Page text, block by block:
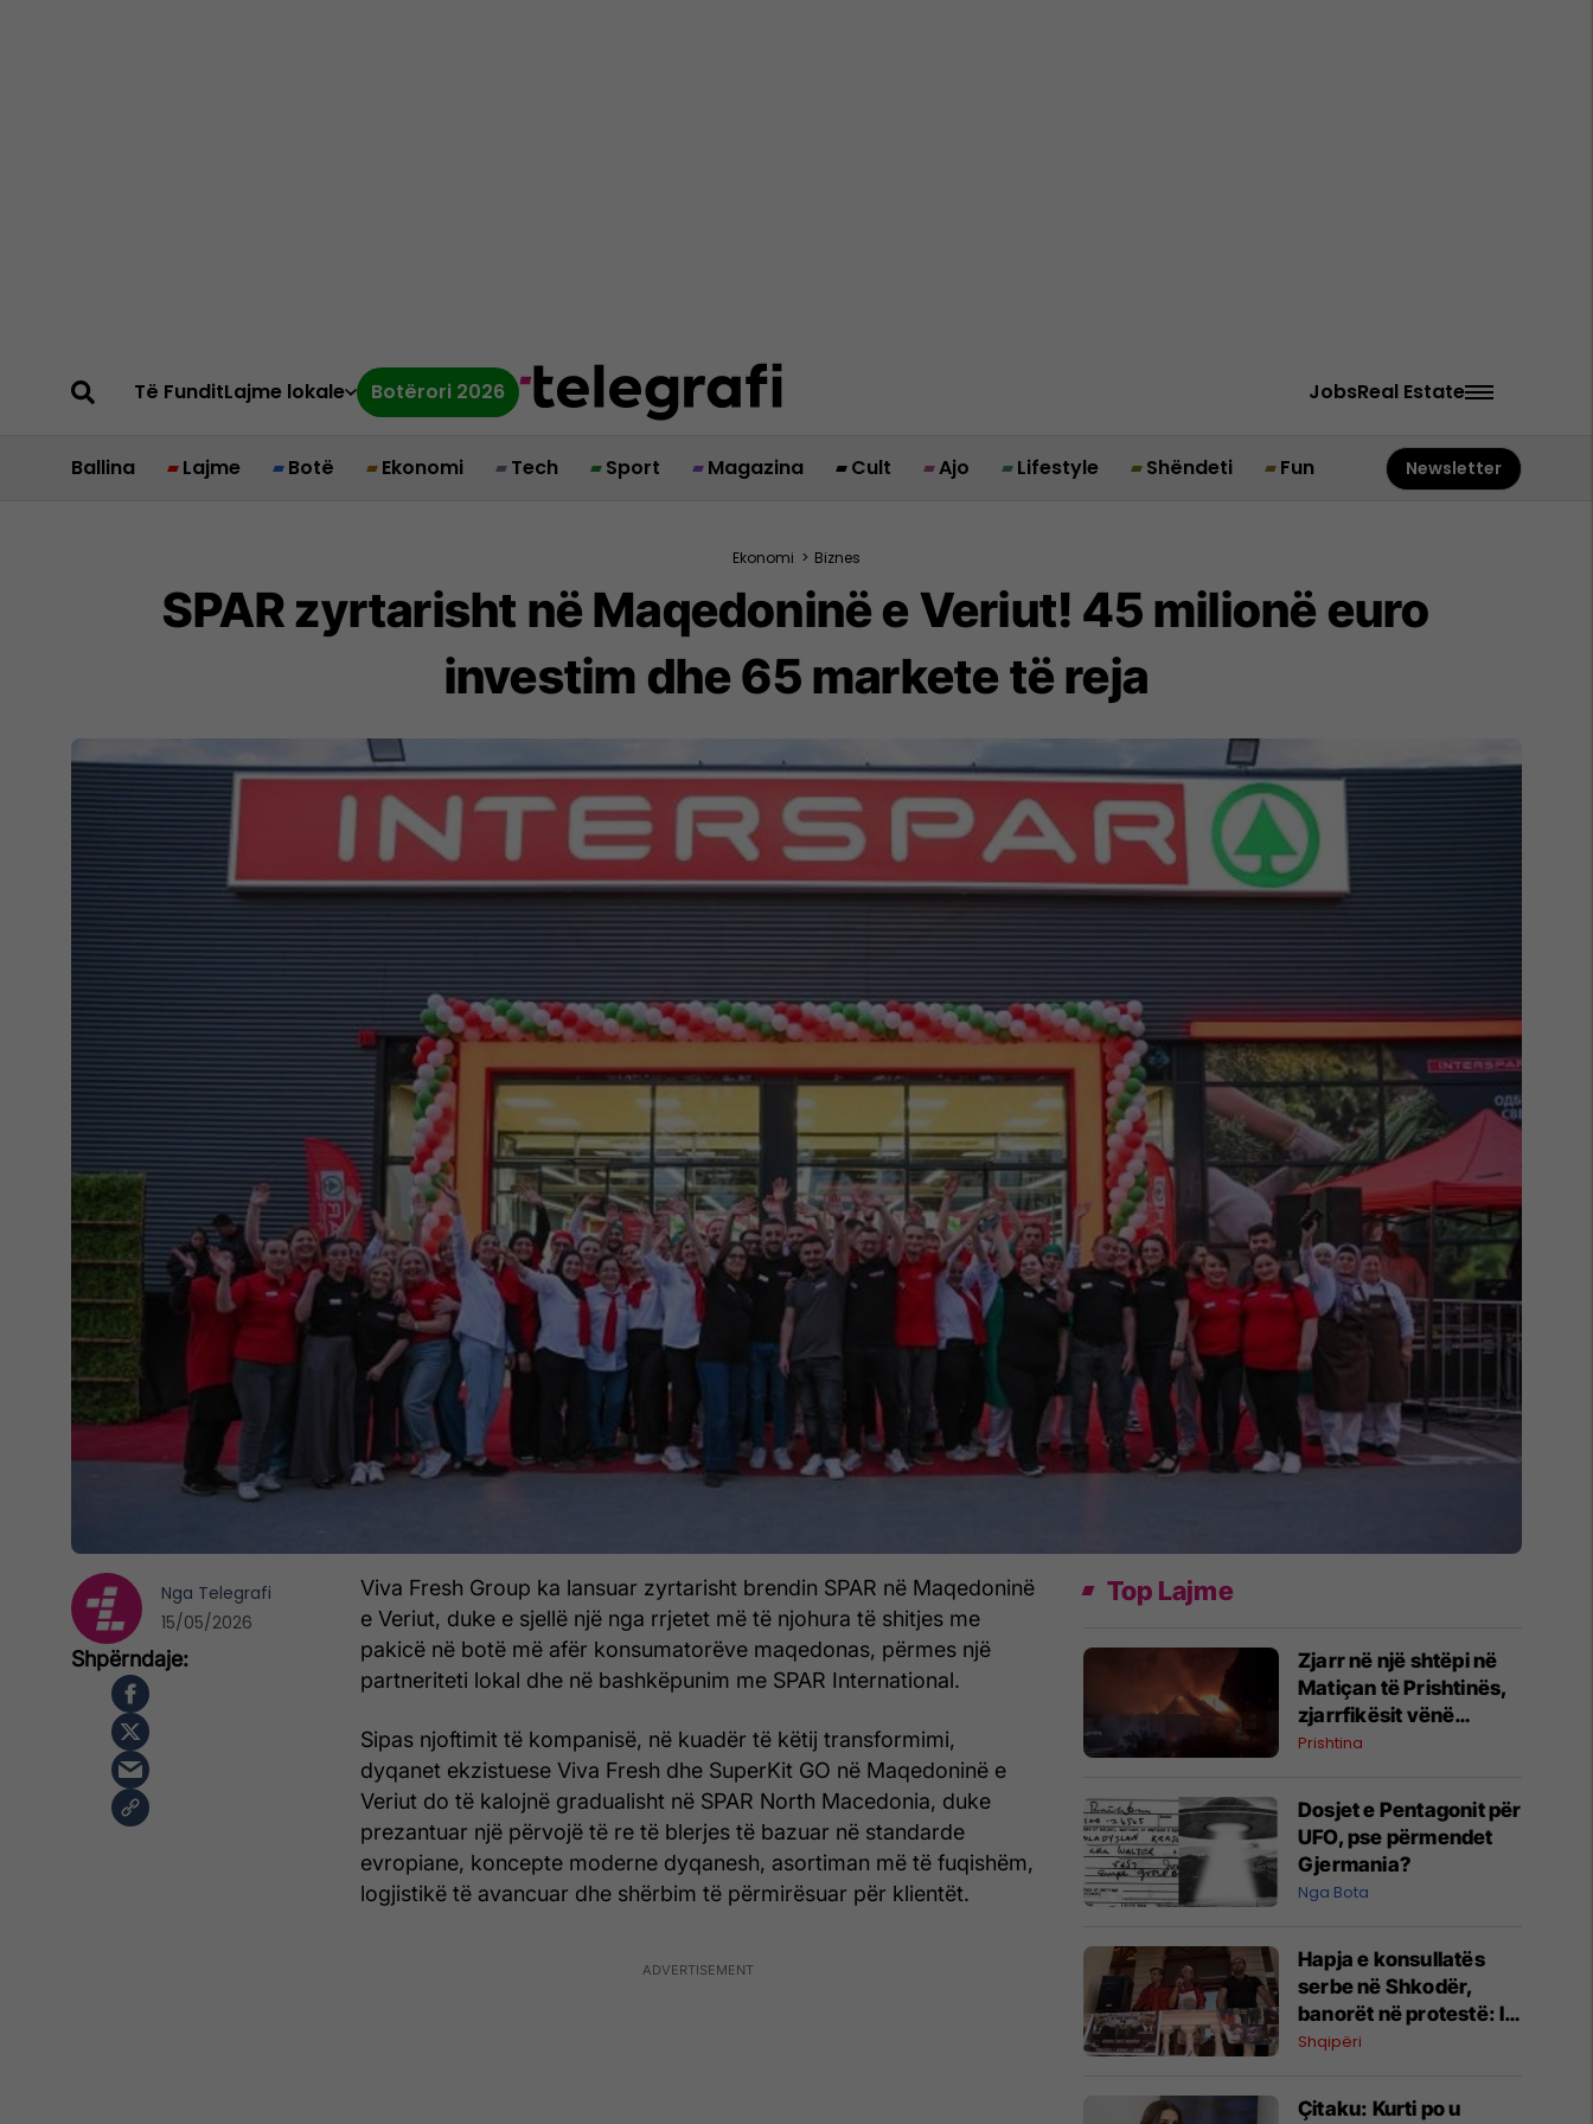
Të FunditLajme lokale Botërori 2026 JobsReal Estate
Ballina Lajme Botë Ekonomi Tech Sport Magazina Cult Ajo Lifestyle Shëndeti Fun Newsletter
Ekonomi > Biznes
SPAR zyrtarisht në Maqedoninë e Veriut! 45 milionë euro
investim dhe 65 markete të reja
Viva Fresh Group ka lansuar zyrtarisht brendin SPAR në Maqedoninë
e Veriut, duke e sjellë një nga rrjetet më të njohura të shitjes me
pakicë në botë më afër konsumatorëve maqedonas, përmes një
partneriteti lokal dhe në bashkëpunim me SPAR International.
Sipas njoftimit të kompanisë, në kuadër të këtij transformimi,
dyqanet ekzistuese Viva Fresh dhe SuperKit GO në Maqedoninë e
Veriut do të kalojnë gradualisht në SPAR North Macedonia, duke
prezantuar një përvojë të re të blerjes të bazuar në standarde
evropiane, koncepte moderne dyqanesh, asortiman më të fuqishëm,
logjistikë të avancuar dhe shërbim të përmirësuar për klientët.
Nga Telegrafi
15/05/2026
Top Lajme
Zjarr në një shtëpi në
Matiçan të Prishtinës,
zjarrfikësit vënë
situatën nën kontroll
Prishtina
Dosjet e Pentagonit për
UFO, pse përmendet
Gjermania?
Nga Bota
Hapja e konsullatës
serbe në Shkodër,
banorët në protestë: I
kemi të freskëta
shumë
Shqipëri
Çitaku: Kurti po u